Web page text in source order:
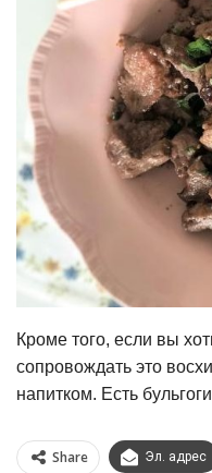
Кроме того, если вы
сопровождать это
напитком. Есть
Share Эл. адрес